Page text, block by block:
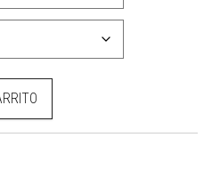
cantidad